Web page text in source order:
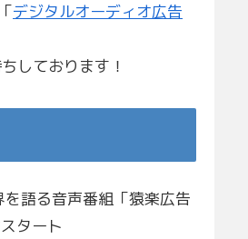
デジタルオーディオ広告
しております！
語る音声番組「猿楽広告
タート